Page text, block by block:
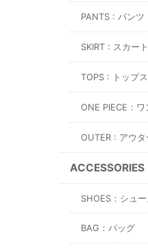
PANTS : パンツ
SKIRT : スカート
TOPS : トップス
ONE PIECE：ワ
OUTER : アウタ
SHOES：シュ
BAG：バッグ